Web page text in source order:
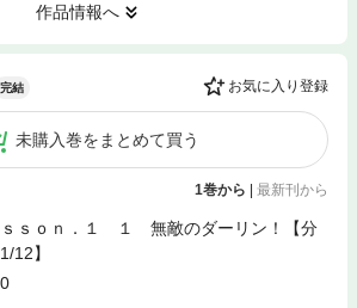
作品情報へ
完結 お気に入り登録
未購入巻をまとめて買う
1巻から 最新刊から
ｓｓｏｎ．１ １ 無敵のダーリン！【分
12】